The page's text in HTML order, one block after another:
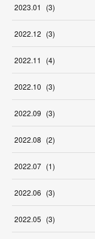
2023.01 (3)
2022.12 (3)
2022.11 (4)
2022.10 (3)
2022.09 (3)
2022.08 (2)
2022.07 (1)
2022.06 (3)
2022.05 (3)